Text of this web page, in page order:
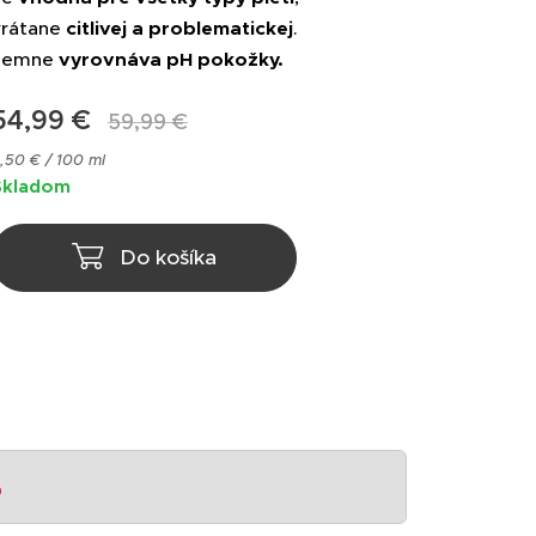
citlivej a problematickej.
vyrovnáva pH pokožky.
€ 59,99€
€ / 100 ml
Do košíka